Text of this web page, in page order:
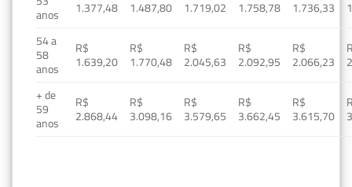
anos
1.377,48
1.487,80
1.719,02
1.758,78
1.736,33
54 a
58
anos
R$
1.639,20
R$
1.770,48
R$
2.045,63
R$
2.092,95
R$
2.066,23
+ de
59
anos
R$
2.868,44
R$
3.098,16
R$
3.579,65
R$
3.662,45
R$
3.615,70